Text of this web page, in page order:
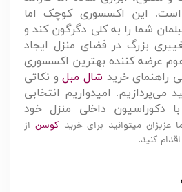
است. این اکسسوری کوچک اما
شما را به کلی دگرگون کند و
بزرگ در فضای منزل ایجاد
عرضه کننده بهترین اکسسوری
راهنمای خرید شال مبلو نکاتی
می‌پردازیم. امیدواریم انتخابی
دکوراسیون داخلی منزل خود
عزیزان میتوانید برای خرید کوسن از
کنید.